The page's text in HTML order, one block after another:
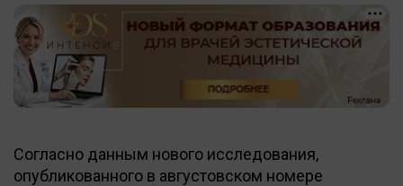
Согласно данным нового исследования,
опубликованного в августовском номере